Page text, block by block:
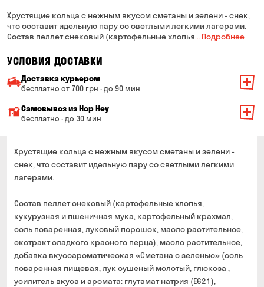
Хрустящие кольца с нежным вкусом сметаны и зелени - снек,
что составит идельную пару со светлыми легкими лагерами.
Состав пеллет снековый (картофельные хлопья… Подробнее
УСЛОВИЯ ДОСТАВКИ
Доставка курьером
бесплатно от 700 грн · до 90 мин
Минимальная сумма всего заказа — 200 грн
Стоимость доставки зависит от суммы всего заказа:
От 300 до 399 грн 99 грн
От 400 до 699 грн
Срок доставки — до 90 минут
*на время доставки могут влиять воздушные тревоги
Оплата:
наличными курьеру
банковской картой на сайте
Самовывоз из Hop Hey
бесплатно · до 30 мин
Время сборки заказа — до 30 мин
Можете без очереди забрать из магазина в удобное
для Вас время
наличными в магазине
банковской картой на сайте и в магазине
Хрустящие кольца с нежным вкусом сметаны и зелени -
снек, что составит идельную пару со светлыми легкими
лагерами.
Состав пеллет снековый (картофельные хлопья,
кукурузная и пшеничная мука, картофельный крахмал,
соль поваренная, луковый порошок, масло растительное,
экстракт сладкого красного перца), масло растительное,
добавка вкусоароматическая «Сметана с зеленью» (соль
поваренная пищевая, лук сушеный молотый, глюкоза ,
усилитель вкуса и аромата: глутамат натрия (Е621),